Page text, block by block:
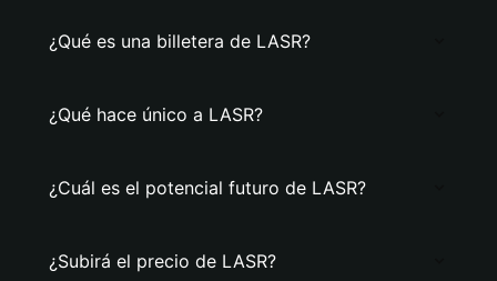
¿Qué es una billetera de LASR?
¿Qué hace único a LASR?
¿Cuál es el potencial futuro de LASR?
¿Subirá el precio de LASR?